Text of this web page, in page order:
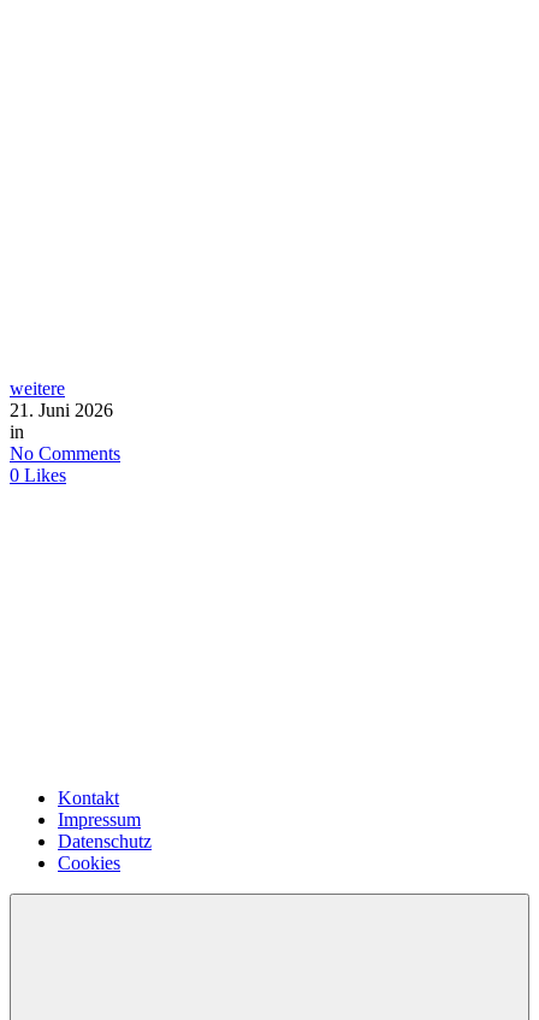
weitere
21. Juni 2026
in
No Comments
0 Likes
Kontakt
Impressum
Datenschutz
Cookies